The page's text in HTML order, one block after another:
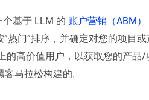
基于 LLM 的 账户营销（ABM）
“热门”排序，并确定对您的项目
的高价值用户，以获取您的产品
马拉松构建的。